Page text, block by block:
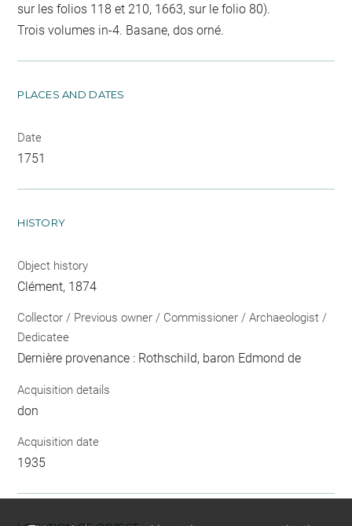
sur les folios 118 et 210, 1663, sur le folio 80).
Trois volumes in-4. Basane, dos orné.
PLACES AND DATES
Date
1751
HISTORY
Object history
Clément, 1874
Collector / Previous owner / Commissioner / Archaeologist /
Dedicatee
Dernière provenance : Rothschild, baron Edmond de
Acquisition details
don
Acquisition date
1935